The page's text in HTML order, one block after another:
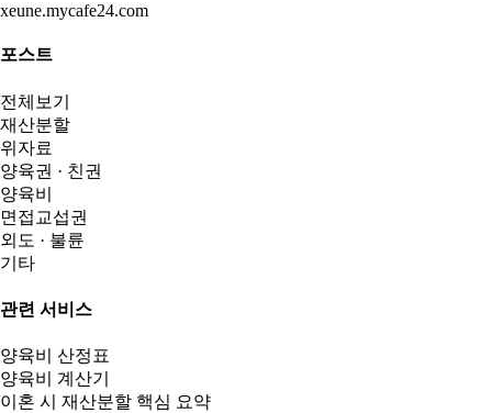
xeune.mycafe24.com
포스트
전체보기
재산분할
위자료
양육권 · 친권
양육비
면접교섭권
외도 · 불륜
기타
관련 서비스
양육비 산정표
양육비 계산기
이혼 시 재산분할 핵심 요약